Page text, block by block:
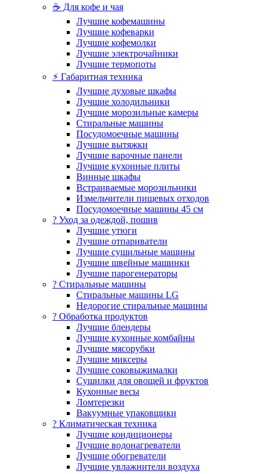
☕ Для кофе и чая
Лучшие кофемашины
Лучшие кофеварки
Лучшие кофемолки
Лучшие электрочайники
Лучшие термопоты
⚡ Габаритная техника
Лучшие духовые шкафы
Лучшие холодильники
Лучшие морозильные камеры
Стиральные машины
Посудомоечные машины
Лучшие вытяжки
Лучшие варочные панели
Лучшие кухонные плиты
Винные шкафы
Встраиваемые морозильники
Измельчители пищевых отходов
Посудомоечные машины 45 см
? Уход за одеждой, пошив
Лучшие утюги
Лучшие отпариватели
Лучшие сушильные машины
Лучшие швейные машинки
Лучшие парогенераторы
? Стиральные машины
Стиральные машины LG
Недорогие стиральные машины
? Обработка продуктов
Лучшие блендеры
Лучшие кухонные комбайны
Лучшие мясорубки
Лучшие миксеры
Лучшие соковыжималки
Сушилки для овощей и фруктов
Кухонные весы
Ломтерезки
Вакуумные упаковщики
?️ Климатическая техника
Лучшие кондиционеры
Лучшие водонагреватели
Лучшие обогреватели
Лучшие увлажнители воздуха